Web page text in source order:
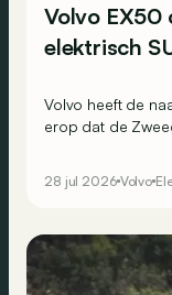
Volvo EX50
elektrisch
Volvo heeft de
erop dat de
28 jul 2026 Volvo